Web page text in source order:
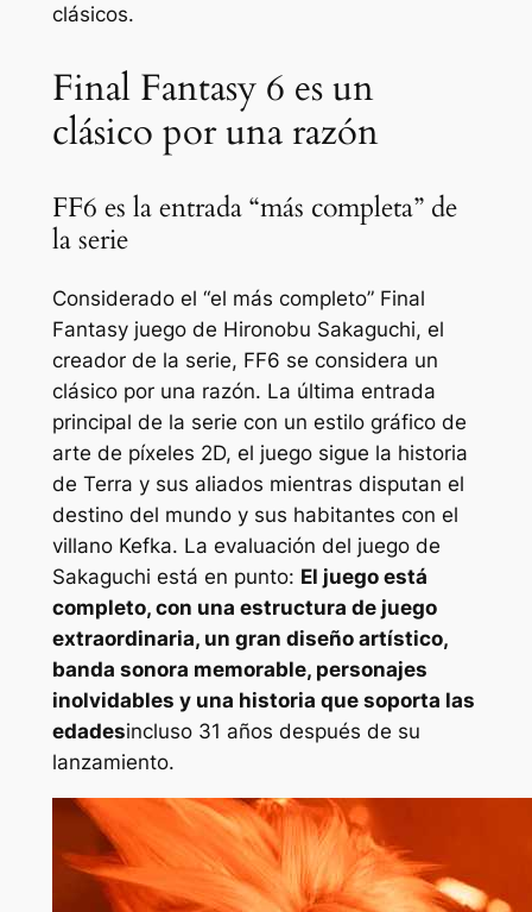
clásicos.
Final Fantasy 6 es un
clásico por una razón
FF6 es la entrada “más completa” de
la serie
Considerado el “el más completo” Final
Fantasyjuego de Hironobu Sakaguchi, el
creador de la serie, FF6 se considera un
clásico por una razón. La última entrada
principal de la serie con un estilo gráfico de
arte de píxeles 2D, el juego sigue la historia
de Terra y sus aliados mientras disputan el
destino del mundo y sus habitantes con el
villano Kefka. La evaluación del juego de
Sakaguchi está en punto: El juego está
completo, con una estructura de juego
extraordinaria, un gran diseño artístico,
banda sonora memorable, personajes
inolvidables y una historia que soporta las
edadesincluso 31 años después de su
lanzamiento.